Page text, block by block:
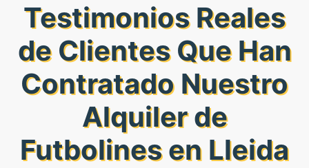
Testimonios Reales
de Clientes Que Han
Contratado Nuestro
Alquiler de
Futbolines en Lleida